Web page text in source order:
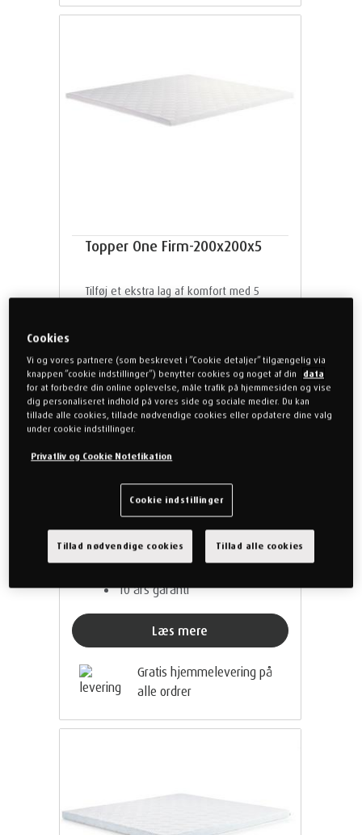
Topper One Firm-200x200x5
Tilføj et ekstra lag af komfort med 5
integreret madras.
200x200 cm Firm 5cm
13.999,00 kr
Gratis hjemmelevering
Betaling med kort eller
MobilePay
10 års garanti
Læs mere
Gratis hjemmelevering på
alle ordrer
Cookies
Vi og vores partnere (som beskrevet i ”Cookie detaljer” tilgængelig via
knappen ”cookie indstillinger”) benytter cookies og noget af din
data
for at forbedre din online oplevelse, måle trafik på hjemmesiden og vise
dig personaliseret indhold på vores side og sociale medier. Du kan
tillade alle cookies, tillade nødvendige cookies eller opdatere dine valg
under cookie indstillinger.
Privatliv og Cookie Notefikation
Cookie indstillinger
Tillad nødvendige cookies Tillad alle cookies